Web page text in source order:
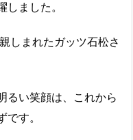
ました。
しまれたガッツ石松さ
るい笑顔は、これから
す。